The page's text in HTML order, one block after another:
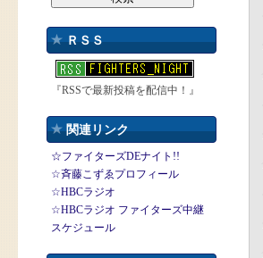
ＲＳＳ
『RSSで最新投稿を配信中！』
関連リンク
☆ファイターズDEナイト!!
☆斉藤こずゑプロフィール
☆HBCラジオ
☆HBCラジオ ファイターズ中継
スケジュール